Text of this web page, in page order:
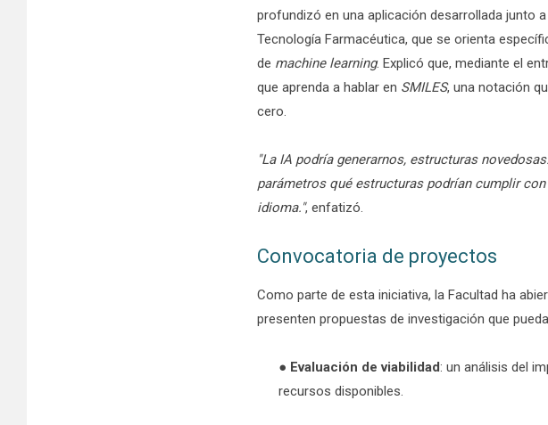
profundizó en una aplicación desarrollada junto a
Tecnología Farmacéutica, que se orienta
de machine learning. Explicó que, mediante el
que aprenda a hablar en SMILES, una notación
cero.
"La IA podría generarnos, estructuras
parámetros qué estructuras podrían cumplir
idioma.", enfatizó.
Convocatoria de proyectos
Como parte de esta iniciativa, la Facultad ha
presenten propuestas de investigación que
● Evaluación de viabilidad: un análisis del
recursos disponibles.